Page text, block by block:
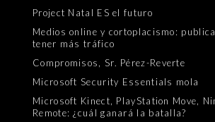
Project Natal ES el futuro
Medios online y cortoplacismo:
tener más tráfico
Compromisos, Sr. Pérez-Reverte
Microsoft Security Essentials mola
Microsoft Kinect, PlayStation Move,
Remote: ¿cuál ganará la batalla?